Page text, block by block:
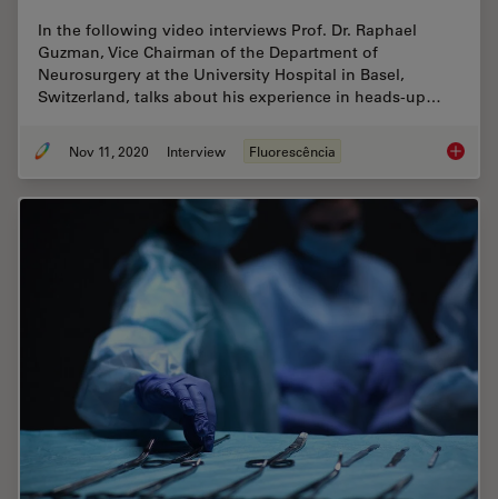
In the following video interviews Prof. Dr. Raphael
Guzman, Vice Chairman of the Department of
Neurosurgery at the University Hospital in Basel,
Switzerland, talks about his experience in heads-up…
Nov 11, 2020 Interview Fluorescência